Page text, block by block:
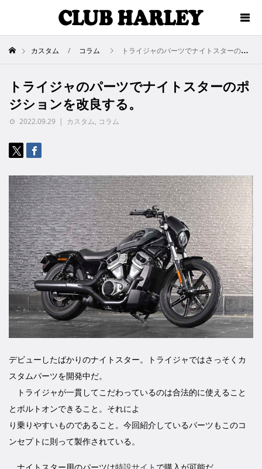
カスタム コラム トライジャのパーツでナイトスターのポジションを改良する。
トライジャのパーツでナイトスターのポ
ジションを改良する。
2022.09.29 カスタム, コラム
デビューしたばかりのナイトスター。トライジャではさっそくカ
スタムパーツを開発中だ。
トライジャが一貫してこだわっているのは合法的に使えること
とボルトオンできること。それによ
り乗りやすいものであること。今回紹介しているパーツもこのコ
ンセプトに則って製作されている。